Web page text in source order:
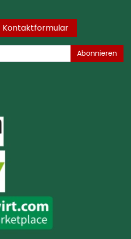
Kontaktformular
Abonnieren